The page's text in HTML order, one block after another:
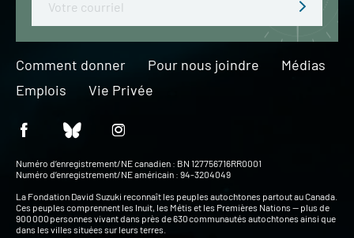
Comment donner Pour nous joindre
Médias
Emplois
Vie Privée
Numéro d’enregistrement/NE canadien : BN 127756716RR0001
Numéro d’enregistrement/NE américain : 94-3204049
La Fondation David Suzuki reconnaît les peuples autochtones partout au Canada.
Ces peuples comprennent les Inuit, les Métis et les Premières Nations — plus de
900 000 personnes vivant dans près de 630 communautés autochtones ainsi que
dans les villes situées sur leurs terres.